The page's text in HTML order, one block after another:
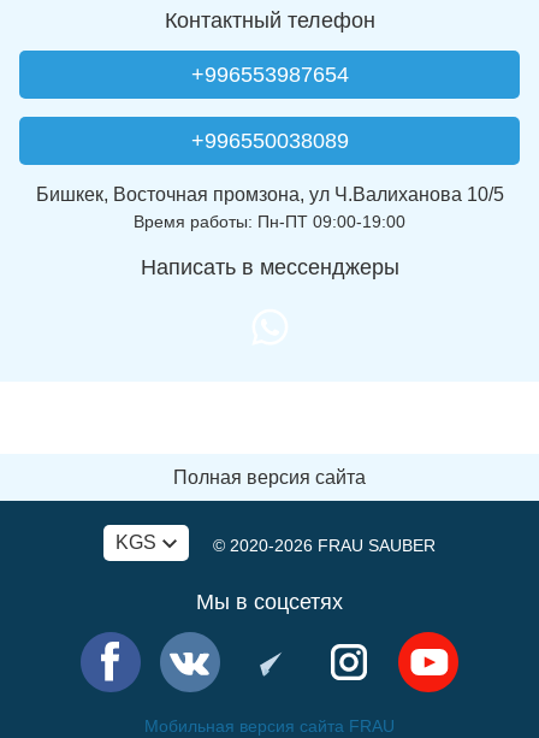
Контактный телефон
+996553987654
+996550038089
Бишкек, Восточная промзона, ул Ч.Валиханова 10/5
Время работы: Пн-ПТ 09:00-19:00
Написать в мессенджеры
Полная версия сайта
KGS © 2020-2026 FRAU SAUBER
Мы в соцсетях
Мобильная версия сайта FRAU